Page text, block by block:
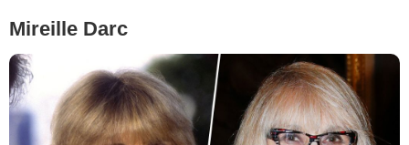
Mireille Darc